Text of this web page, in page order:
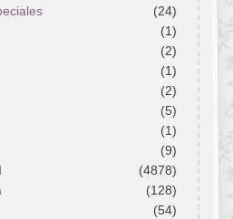
(24)
(1)
(2)
(1)
(2)
(5)
(1)
(9)
(4878)
(128)
(54)